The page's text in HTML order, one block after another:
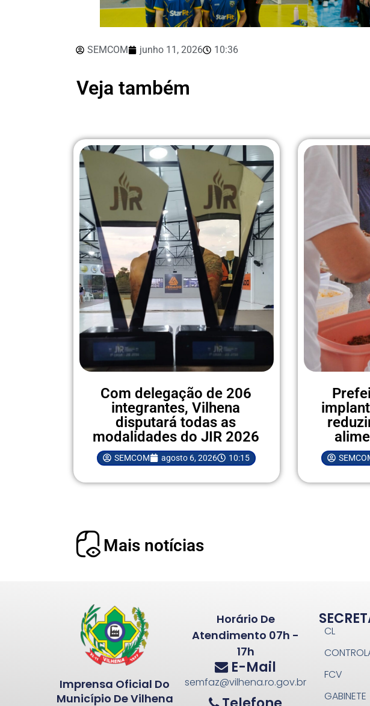
SEMCOM junho 11, 2026 10:36
Veja também
Com delegação de 206
integrantes, Vilhena
disputará todas as
modalidades do JIR 2026
SEMCOM agosto 6, 2026 10:15
Mais notícias
Imprensa Oficial Do
Município De Vilhena
Horário De
Atendimento 07h -
17h
E-Mail
semfaz@vilhena.ro.gov.br
CL
FCV
GABINETE